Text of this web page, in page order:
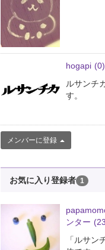
hogapi (0)
ルサンチ
す。
メンバーに登録
お気に入り登録者 1
ンター
「ルサン